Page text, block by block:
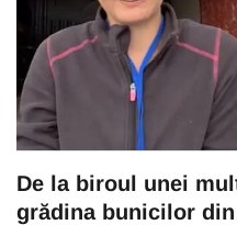
De la biroul unei
grădina bunicilor